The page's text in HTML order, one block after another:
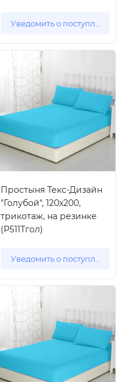
Уведомить о поступлении
Простыня Текс-Дизайн
"Голубой", 120x200,
трикотаж, на резинке
(Р511Тгол)
Уведомить о поступлении